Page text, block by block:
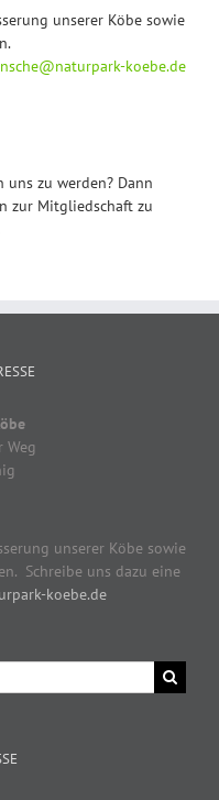
unserer Köbe sowie
koebe.de
uns zu werden? Dann
zur Mitgliedschaft zu
Weg
unserer Köbe sowie
Schreibe uns dazu eine
koebe.de